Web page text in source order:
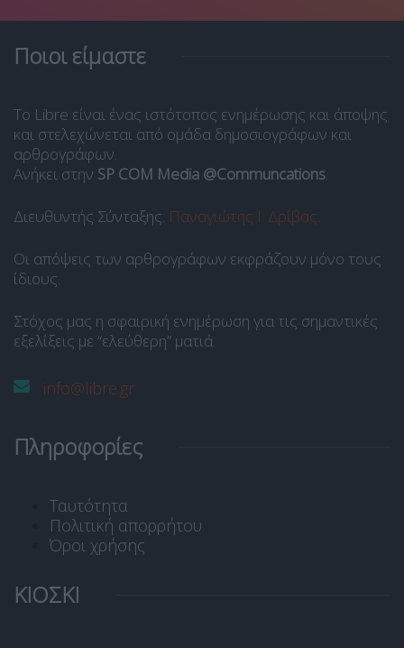
Ποιοι είμαστε
Το Libre είναι ένας ιστότοπος ενημέρωσης και άποψης
και στελεχώνεται από ομάδα δημοσιογράφων και
αρθρογράφων.
Ανήκει στην SP COM Media @Communcations.
Διευθυντής Σύνταξης: Παναγιώτης Ι. Δρίβας.
Οι απόψεις των αρθρογράφων εκφράζουν μόνο τους
ίδιους.
Στόχος μας η σφαιρική ενημέρωση για τις σημαντικές
εξελίξεις με “ελεύθερη” ματιά.
info@libre.gr
Πληροφορίες
Ταυτότητα
Πολιτική απορρήτου
Όροι χρήσης
ΚΙΟΣΚΙ